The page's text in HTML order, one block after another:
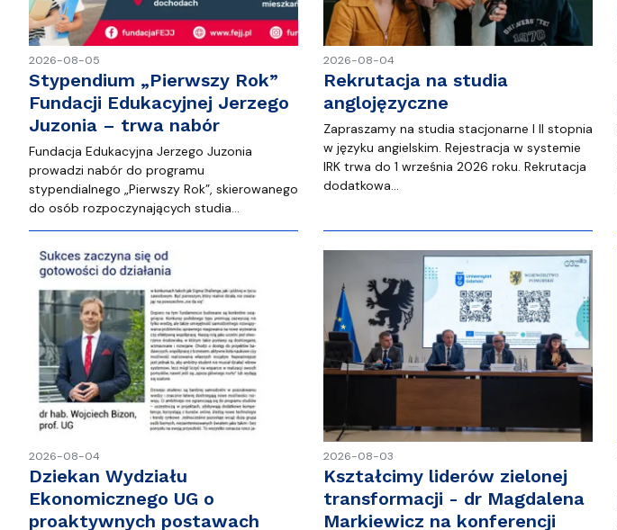
2026-08-05
Stypendium „Pierwszy Rok”
Fundacji Edukacyjnej Jerzego
Juzonia – trwa nabór
Fundacja Edukacyjna Jerzego Juzonia
prowadzi nabór do programu
stypendialnego „Pierwszy Rok”, skierowanego
do osób rozpoczynających studia…
2026-08-04
Rekrutacja na studia
anglojęzyczne
Zapraszamy na studia stacjonarne I II stopnia
w języku angielskim. Rejestracja w systemie
IRK trwa do 1 września 2026 roku. Rekrutacja
dodatkowa…
2026-08-04
Dziekan Wydziału
Ekonomicznego UG o
proaktywnych postawach
2026-08-03
Kształcimy liderów zielonej
transformacji - dr Magdalena
Markiewicz na konferencji